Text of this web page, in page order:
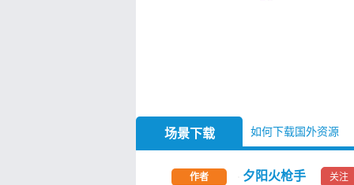
场景下载 如何下载国外资源
作者 夕阳火枪手 关注